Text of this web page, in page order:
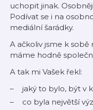
uchopit jinak.
Podívat se i na
mediální šarádky.
A ačkoliv jsme k sobě
máme hodně
A tak mi Vašek řekl:
jaký to bylo, být v
co byla největší